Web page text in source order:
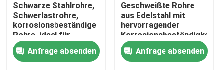
Schwarze Stahlrohre,
Schwerlastrohre,
korrosionsbeständige
Rohre, ideal für
Struktur-, Pipeline-
und Bauanwendungen
Anfrage absenden
Geschweißte Rohre
aus Edelstahl mit
hervorragender
Korrosionsbeständigkeit
für
Wasserversorgungs-
und
Anfrage absenden